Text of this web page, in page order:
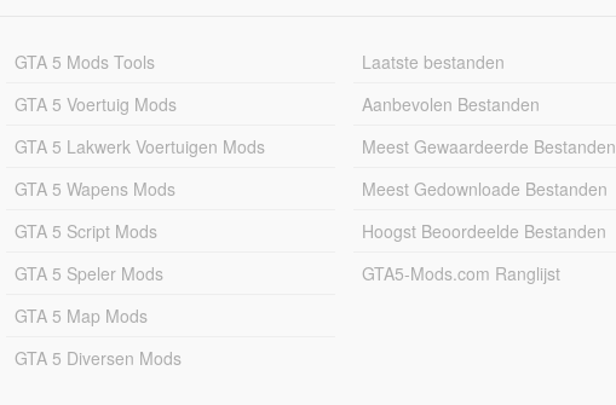
GTA 5 Mods Tools
GTA 5 Voertuig Mods
GTA 5 Lakwerk Voertuigen Mods
GTA 5 Wapens Mods
GTA 5 Script Mods
GTA 5 Speler Mods
GTA 5 Map Mods
GTA 5 Diversen Mods
Laatste bestanden
Aanbevolen Bestanden
Meest Gewaardeerde Bestanden
Meest Gedownloade Bestanden
Hoogst Beoordeelde Bestanden
GTA5-Mods.com Ranglijst